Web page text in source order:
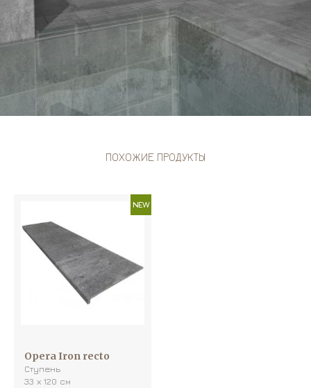
ПОХОЖИЕ ПРОДУКТЫ
NEW
Opera Iron recto
Ступень
33 х 120 см